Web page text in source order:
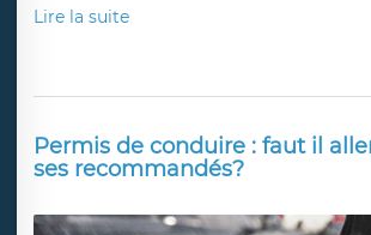
Lire la suite
Permis de conduire : faut il
ses recommandés?